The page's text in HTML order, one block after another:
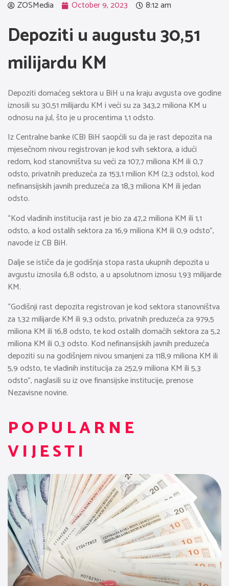
ZOSMedia October 9, 2023 8:12 am
Depoziti u augustu 30,51
milijardu KM
Depoziti domaćeg sektora u BiH u na kraju avgusta ove godine
iznosili su 30,51 milijardu KM i veći su za 343,2 miliona KM u
odnosu na jul, što je u procentima 1,1 odsto.
Iz Centralne banke (CB) BiH saopćili su da je rast depozita na
mjesečnom nivou registrovan je kod svih sektora, a idući
redom, kod stanovništva su veći za 107,7 miliona KM ili 0,7
odsto, privatnih preduzeća za 153,1 milion KM (2,3 odsto), kod
nefinansijskih javnih preduzeća za 18,3 miliona KM ili jedan
odsto.
“Kod vladinih institucija rast je bio za 47,2 miliona KM ili 1,1
odsto, a kod ostalih sektora za 16,9 miliona KM ili 0,9 odsto”,
navode iz CB BiH.
Dalje se ističe da je godišnja stopa rasta ukupnih depozita u
avgustu iznosila 6,8 odsto, a u apsolutnom iznosu 1,93 milijarde
KM.
“Godišnji rast depozita registrovan je kod sektora stanovništva
za 1,32 milijarde KM ili 9,3 odsto, privatnih preduzeća za 979,5
miliona KM ili 16,8 odsto, te kod ostalih domaćih sektora za 5,2
miliona KM ili 0,3 odsto. Kod nefinansijskih javnih preduzeća
depoziti su na godišnjem nivou smanjeni za 118,9 miliona KM ili
5,9 odsto, te vladinih institucija za 252,9 miliona KM ili 5,3
odsto”, naglasili su iz ove finansijske institucije, prenose
Nezavisne novine.
POPULARNE
VIJESTI